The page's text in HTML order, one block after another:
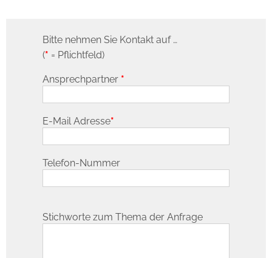
Bitte nehmen Sie Kontakt auf …
(* = Pflichtfeld)
Ansprechpartner *
E-Mail Adresse*
Telefon-Nummer
Stichworte zum Thema der Anfrage